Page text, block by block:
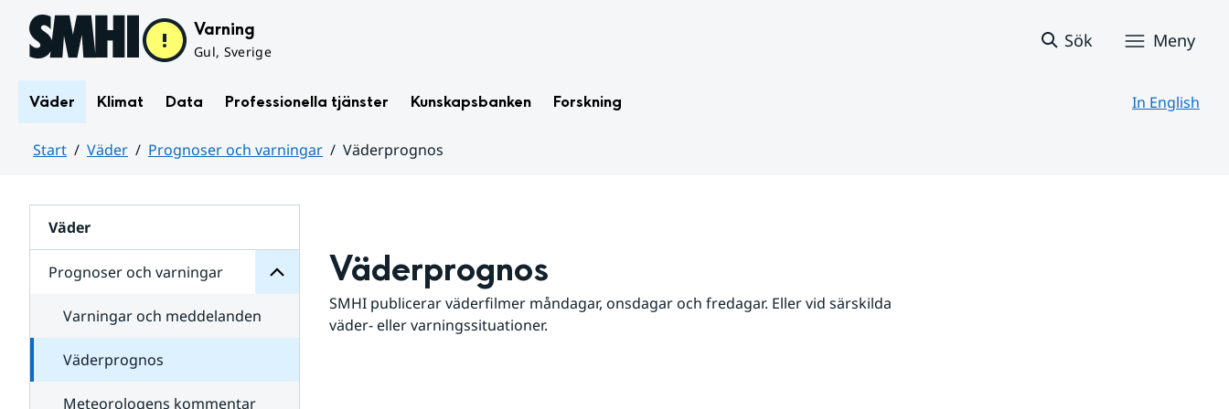
Hoppa till sidans innehåll Varning
Gul, Sverige
Sök Meny
Väder Klimat Data Professionella tjänster Kunskapsbanken Forskning In English
Start Väder Prognoser och varningar
Väderprognos
Väder
Prognoser och varningar
för
varningar
Varningar och meddelanden
Väderprognos
Meteorologens kommentar
Väderprognos
SMHI publicerar väderfilmer måndagar, onsdagar och fredagar. Eller vid särskilda
väder- eller varningssituationer.